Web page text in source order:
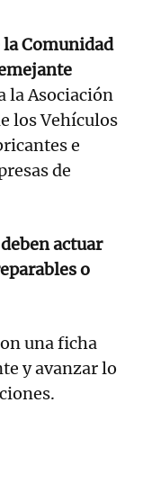
la Comunidad
la Asociación
los Vehículos
e
de
actuar
o
una ficha
y avanzar lo